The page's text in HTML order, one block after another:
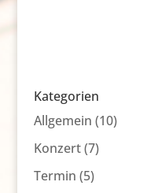
Kategorien
Allgemein (10)
Konzert(7)
Termin (5)